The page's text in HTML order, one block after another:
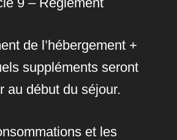
de l’hébergement +
suppléments seront
au début du séjour.
et les